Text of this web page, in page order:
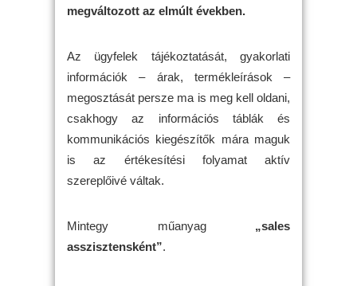
megváltozott az elmúlt években.
Az ügyfelek tájékoztatását, gyakorlati
információk – árak, termékleírások –
megosztását persze ma is meg kell oldani,
csakhogy az információs táblák és
kommunikációs kiegészítők mára maguk
is az értékesítési folyamat aktív
szereplőivé váltak.
Mintegy műanyag „sales
asszisztensként”.